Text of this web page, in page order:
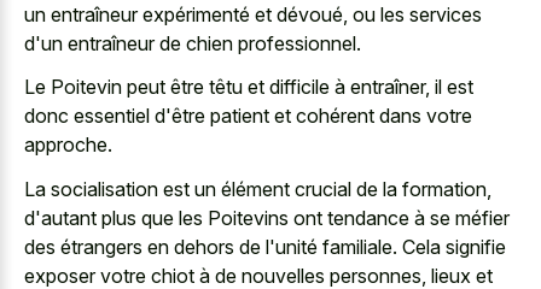
un entraîneur expérimenté et dévoué, ou les services
d'un entraîneur de chien professionnel.
Le Poitevin peut être têtu et difficile à entraîner, il est
donc essentiel d'être patient et cohérent dans votre
approche.
La socialisation est un élément crucial de la formation,
d'autant plus que les Poitevins ont tendance à se méfier
des étrangers en dehors de l'unité familiale. Cela signifie
exposer votre chiot à de nouvelles personnes, lieux et